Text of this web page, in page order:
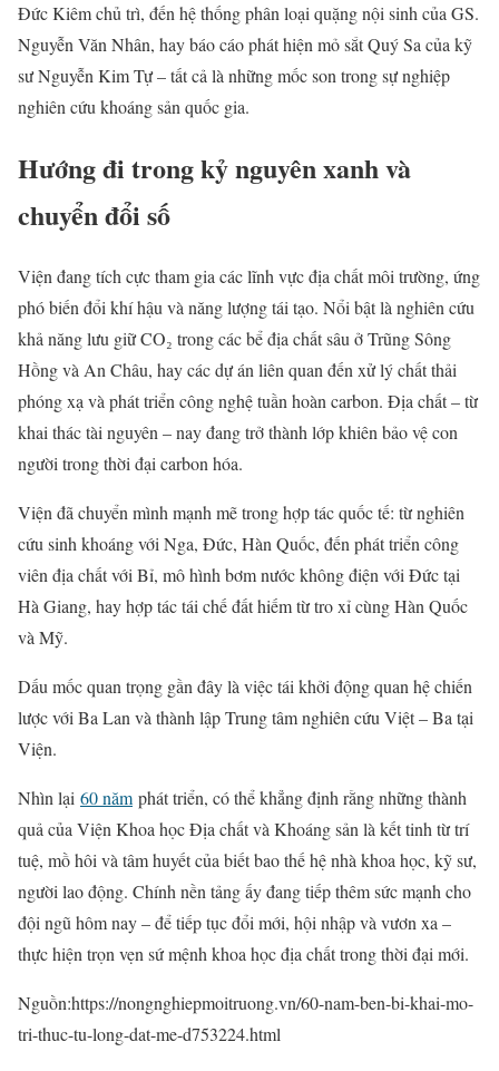
Đức Kiêm chủ trì, đến hệ thống phân loại quặng nội sinh của GS.
Nguyễn Văn Nhân, hay báo cáo phát hiện mỏ sắt Quý Sa của kỹ
sư Nguyễn Kim Tự – tất cả là những mốc son trong sự nghiệp
nghiên cứu khoáng sản quốc gia.
Hướng đi trong kỷ nguyên xanh và
chuyển đổi số
Viện đang tích cực tham gia các lĩnh vực địa chất môi trường, ứng
phó biến đổi khí hậu và năng lượng tái tạo. Nổi bật là nghiên cứu
khả năng lưu giữ CO₂ trong các bể địa chất sâu ở Trũng Sông
Hồng và An Châu, hay các dự án liên quan đến xử lý chất thải
phóng xạ và phát triển công nghệ tuần hoàn carbon. Địa chất – từ
khai thác tài nguyên – nay đang trở thành lớp khiên bảo vệ con
người trong thời đại carbon hóa.
Viện đã chuyển mình mạnh mẽ trong hợp tác quốc tế: từ nghiên
cứu sinh khoáng với Nga, Đức, Hàn Quốc, đến phát triển công
viên địa chất với Bỉ, mô hình bơm nước không điện với Đức tại
Hà Giang, hay hợp tác tái chế đất hiếm từ tro xỉ cùng Hàn Quốc
và Mỹ.
Dấu mốc quan trọng gần đây là việc tái khởi động quan hệ chiến
lược với Ba Lan và thành lập Trung tâm nghiên cứu Việt – Ba tại
Viện.
Nhìn lại 60 nămphát triển, có thể khẳng định rằng những thành
quả của Viện Khoa học Địa chất và Khoáng sản là kết tinh từ trí
tuệ, mồ hôi và tâm huyết của biết bao thế hệ nhà khoa học, kỹ sư,
người lao động. Chính nền tảng ấy đang tiếp thêm sức mạnh cho
đội ngũ hôm nay – để tiếp tục đổi mới, hội nhập và vươn xa –
thực hiện trọn vẹn sứ mệnh khoa học địa chất trong thời đại mới.
Nguồn:https://nongnghiepmoitruong.vn/60-nam-ben-bi-khai-mo-
tri-thuc-tu-long-dat-me-d753224.html